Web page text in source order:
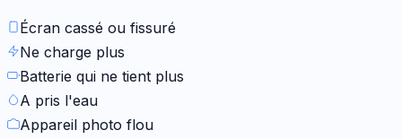
Écran cassé ou fissuré
Ne charge plus
Batterie qui ne tient plus
A pris l'eau
Appareil photo flou